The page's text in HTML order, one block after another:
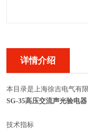
详情介绍
本目录是上海徐吉电气有
SG-35高压交流声光验电器
技术指标